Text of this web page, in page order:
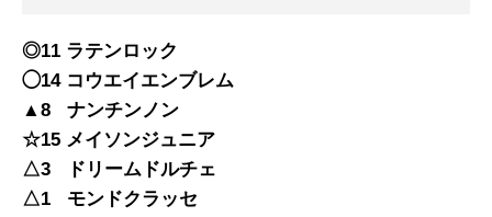
◎11 ラテンロック
◯14 コウエイエンブレム
▲8 ナンチンノン
☆15 メイソンジュニア
△3 ドリームドルチェ
△1 モンドクラッセ